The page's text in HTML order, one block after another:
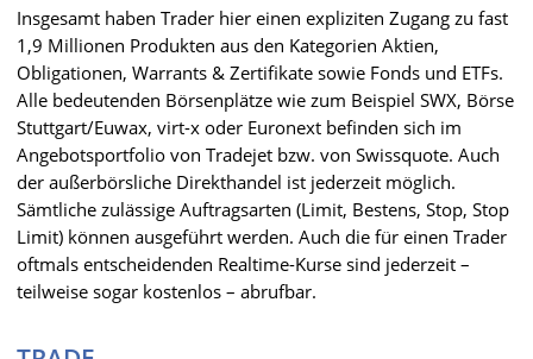
Insgesamt haben Trader hier einen expliziten Zugang zu fast
1,9 Millionen Produkten aus den Kategorien Aktien,
Obligationen, Warrants & Zertifikate sowie Fonds und ETFs.
Alle bedeutenden Börsenplätze wie zum Beispiel SWX, Börse
Stuttgart/Euwax, virt-x oder Euronext befinden sich im
Angebotsportfolio von Tradejet bzw. von Swissquote. Auch
der außerbörsliche Direkthandel ist jederzeit möglich.
Sämtliche zulässige Auftragsarten (Limit, Bestens, Stop, Stop
Limit) können ausgeführt werden. Auch die für einen Trader
oftmals entscheidenden Realtime-Kurse sind jederzeit –
teilweise sogar kostenlos – abrufbar.